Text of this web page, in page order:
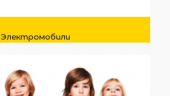
Электромобили